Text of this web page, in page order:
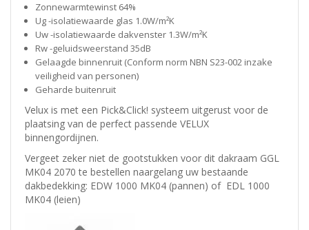
Zonnewarmtewinst 64%
Ug -isolatiewaarde glas 1.0W/m²K
Uw -isolatiewaarde dakvenster 1.3W/m²K
Rw -geluidsweerstand 35dB
Gelaagde binnenruit (Conform norm NBN S23-002 inzake
veiligheid van personen)
Geharde buitenruit
Velux is met een Pick&Click! systeem uitgerust voor de
plaatsing van de perfect passende VELUX
binnengordijnen.
Vergeet zeker niet de gootstukken voor dit dakraam GGL
MK04 2070 te bestellen naargelang uw bestaande
dakbedekking: EDW 1000 MK04 (pannen) of EDL 1000
MK04 (leien)